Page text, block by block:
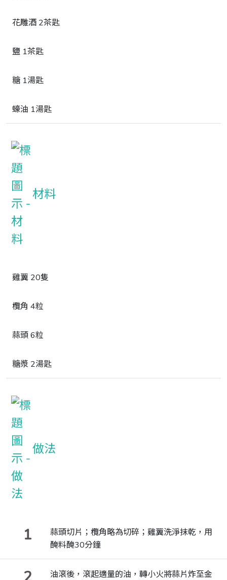
花雕酒 2茶匙
鹽 1茶匙
糖 1湯匙
蠔油 1湯匙
材料
雞翼 20隻
欖角 4粒
蒜頭 6粒
糖漿 2湯匙
做法
1
蒜頭切片；欖角略為切碎；雞翼洗淨抹乾，用
醃料醃30分鐘
油滾後，滾起適量的油，轉小火將蒜片炸至金